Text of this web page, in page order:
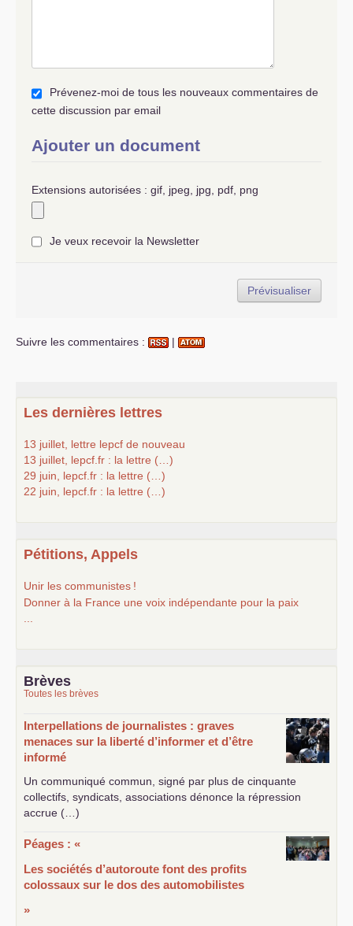
Prévenez-moi de tous les nouveaux commentaires de
cette discussion par email
Ajouter un document
Extensions autorisées : gif, jpeg, jpg, pdf, png
Je veux recevoir la Newsletter
Suivre les commentaires : |
Les dernières lettres
13 juillet, lettre lepcf de nouveau
13 juillet, lepcf.fr : la lettre (…)
29 juin, lepcf.fr : la lettre (…)
22 juin, lepcf.fr : la lettre (…)
Pétitions, Appels
Unir les communistes !
Donner à la France une voix indépendante pour la paix
Brèves
Toutes les brèves
Interpellations de journalistes : graves
menaces sur la liberté d’informer et d’être
informé
Un communiqué commun, signé par plus de cinquante
collectifs, syndicats, associations dénonce la répression
accrue (…)
Péages : «
Les sociétés d’autoroute font des profits
colossaux sur le dos des automobilistes
»